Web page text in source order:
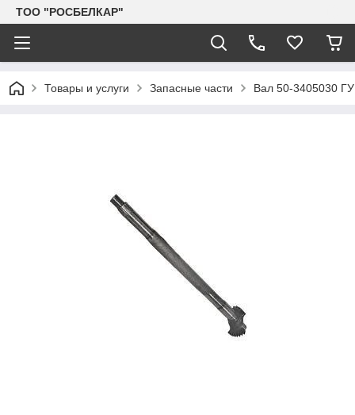
TOO "РОСБЕЛКАР"
Товары и услуги Запасные части Вал 50-3405030